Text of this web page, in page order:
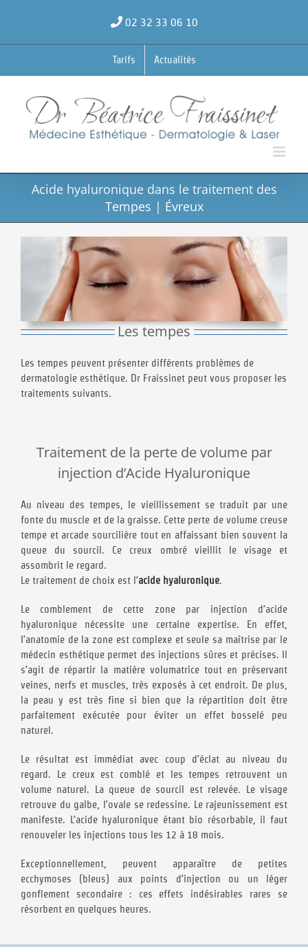
02 32 33 06 10
Tarifs Actualités
Acide hyaluronique dans le traitement des
Tempes | Évreux
Les tempes
Les tempes peuvent présenter différents problèmes de
dermatologie esthétique. Dr Fraissinet peut vous proposer les
traitements suivants.
Traitement de la perte de volume par
injection d’Acide Hyaluronique
Au niveau des tempes, le vieillissement se traduit par une
fonte du muscle et de la graisse. Cette perte de volume creuse
tempe et arcade sourcilière tout en affaissant bien souvent la
queue du sourcil. Ce creux ombré vieillit le visage et
assombrit le regard.
Le traitement de choix est l’acide hyaluronique.
Le comblement de cette zone par injection d’acide
hyaluronique nécessite une certaine expertise. En effet,
l’anatomie de la zone est complexe et seule sa maîtrise par le
médecin esthétique permet des injections sûres et précises. Il
s’agit de répartir la matière volumatrice tout en préservant
veines, nerfs et muscles, très exposés à cet endroit. De plus,
la peau y est très fine si bien que la répartition doit être
parfaitement exécutée pour éviter un effet bosselé peu
naturel.
Le résultat est immédiat avec coup d’éclat au niveau du
regard. Le creux est comblé et les tempes retrouvent un
volume naturel. La queue de sourcil est relevée. Le visage
retrouve du galbe, l’ovale se redessine. Le rajeunissement est
manifeste. L’acide hyaluronique étant bio résorbable, il faut
renouveler les injections tous les 12 à 18 mois.
Exceptionnellement, peuvent apparaître de petites
ecchymoses (bleus) aux points d’injection ou un léger
gonflement secondaire : ces effets indésirables rares se
résorbent en quelques heures.